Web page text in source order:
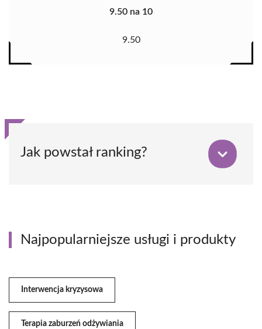
9.50 na 10
9.50
Jak powstał ranking?
Najpopularniejsze usługi i produkty
Interwencja kryzysowa
Terapia zaburzeń odżywiania